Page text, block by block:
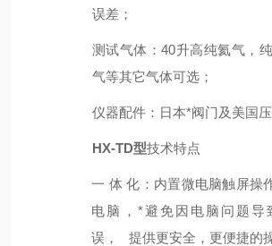
误差；
测试气体 ：40升高纯氦气，
气等其它气体可选；
仪器配件： 日本*阀门及美国
HX-TD型技术特点
一 体 化：内置微电脑触屏操
电脑，*避免因电脑问题导
误， 提供更安全，更便捷的